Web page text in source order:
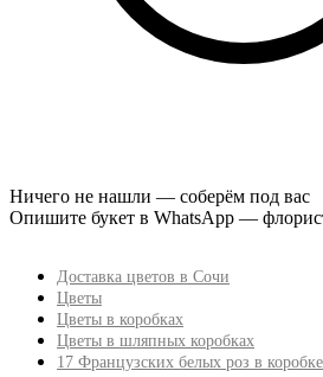
Ничего не нашли — соберём под вас
Опишите букет в WhatsApp —
Доставка цветов в Сочи
Цветы
Цветы в коробках
Цветы в шляпных коробках
17 Французских белых роз в